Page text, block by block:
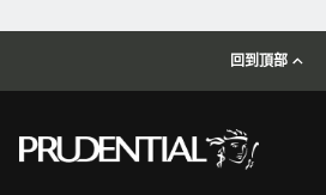
回到頂部